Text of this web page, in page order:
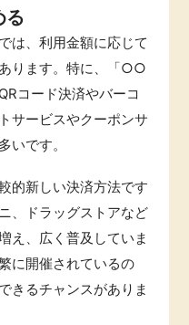
る
は、利用金額に応じて
ります。特に、「○○
コード決済やバーコ
サービスやクーポンサ
いです。
的新しい決済方法です
、ドラッグストアなど
え、広く普及していま
に開催されているの
きるチャンスがありま